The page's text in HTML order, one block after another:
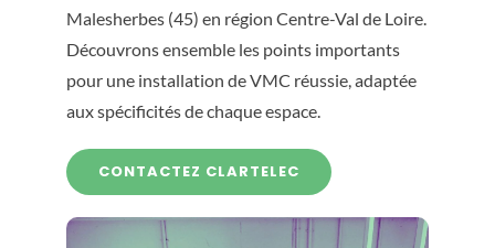
Malesherbes (45) en région Centre-Val de Loire.
Découvrons ensemble les points importants
pour une installation de VMC réussie, adaptée
aux spécificités de chaque espace.
CONTACTEZ CLARTELEC